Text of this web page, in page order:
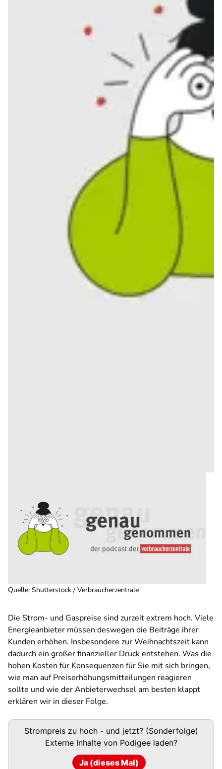
Quelle: Shutterstock / Verbraucherzentrale
Die Strom- und Gaspreise sind zurzeit extrem hoch. Viele
Energieanbieter müssen deswegen die Beiträge ihrer
Kunden erhöhen. Insbesondere zur Weihnachtszeit kann
dadurch ein großer finanzieller Druck entstehen. Was die
hohen Kosten für Konsequenzen für Sie mit sich bringen,
wie man auf Preiserhöhungsmitteilungen reagieren
sollte und wie der Anbieterwechsel am besten klappt
erklären wir in dieser Folge.
Podigee-Strompreis zu hoch - und jetzt? (Sonderfolge)
Externe Inhalte von Podigeeladen?
Ja (dieses Mal)